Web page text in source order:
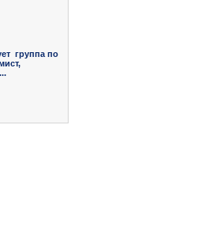
группа по